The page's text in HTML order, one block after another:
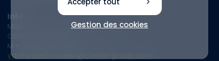
Info:
Marleen Vanhecke
Communications DEME Group
M + 32 486 49 01 09
vanhecke.marleen@deme-group.com
Gestion des cookies